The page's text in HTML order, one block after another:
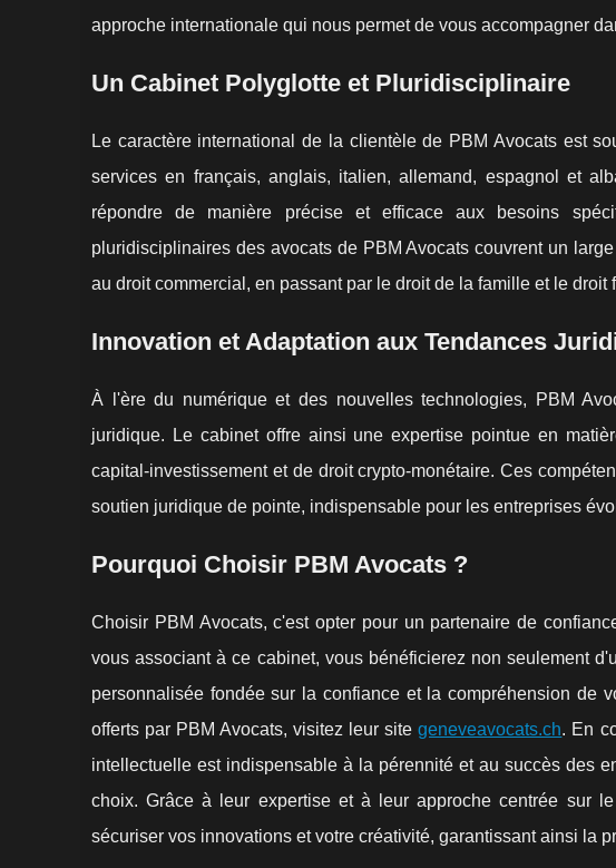
approche internationale qui nous permet de vous accompagner
Un Cabinet Polyglotte et Pluridisciplinaire
Le caractère international de la clientèle de PBM Avocats est
services en français, anglais, italien, allemand, espagnol et
répondre de manière précise et efficace aux besoins
pluridisciplinaires des avocats de PBM Avocats couvrent un
au droit commercial, en passant par le droit de la famille et le
Innovation et Adaptation aux Tendances
À l'ère du numérique et des nouvelles technologies, PBM
juridique. Le cabinet offre ainsi une expertise pointue en
capital-investissement et de droit crypto-monétaire. Ces
soutien juridique de pointe, indispensable pour les entreprises
Pourquoi Choisir PBM Avocats ?
Choisir PBM Avocats, c'est opter pour un partenaire de
vous associant à ce cabinet, vous bénéficierez non seulement
personnalisée fondée sur la confiance et la compréhension de
offerts par PBM Avocats, visitez leur sitegeneveavocats.ch. En
intellectuelle est indispensable à la pérennité et au succès des
choix. Grâce à leur expertise et à leur approche centrée sur
sécuriser vos innovations et votre créativité, garantissant ainsi la